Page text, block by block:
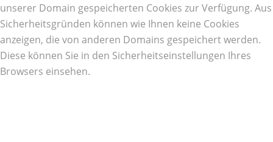
unserer Domain gespeicherten Cookies zur Verfügung. Aus
Sicherheitsgründen können wie Ihnen keine Cookies
anzeigen, die von anderen Domains gespeichert werden.
Diese können Sie in den Sicherheitseinstellungen Ihres
Browsers einsehen.